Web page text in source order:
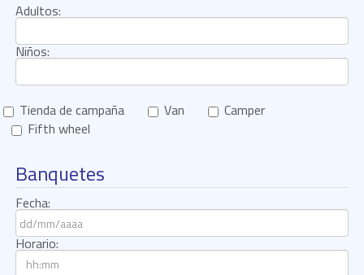
Adultos:
Niños:
Tienda de campaña Van
Camper
Fifth wheel
Banquetes
Fecha:
Horario: